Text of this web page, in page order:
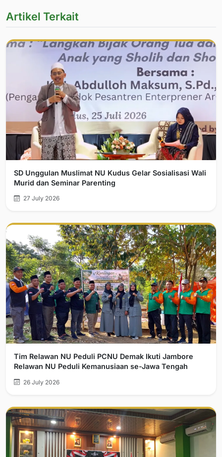
Artikel Terkait
SD Unggulan Muslimat NU Kudus Gelar Sosialisasi Wali
Murid dan Seminar Parenting
27 July 2026
Tim Relawan NU Peduli PCNU Demak Ikuti Jambore
Relawan NU Peduli Kemanusiaan se-Jawa Tengah
26 July 2026